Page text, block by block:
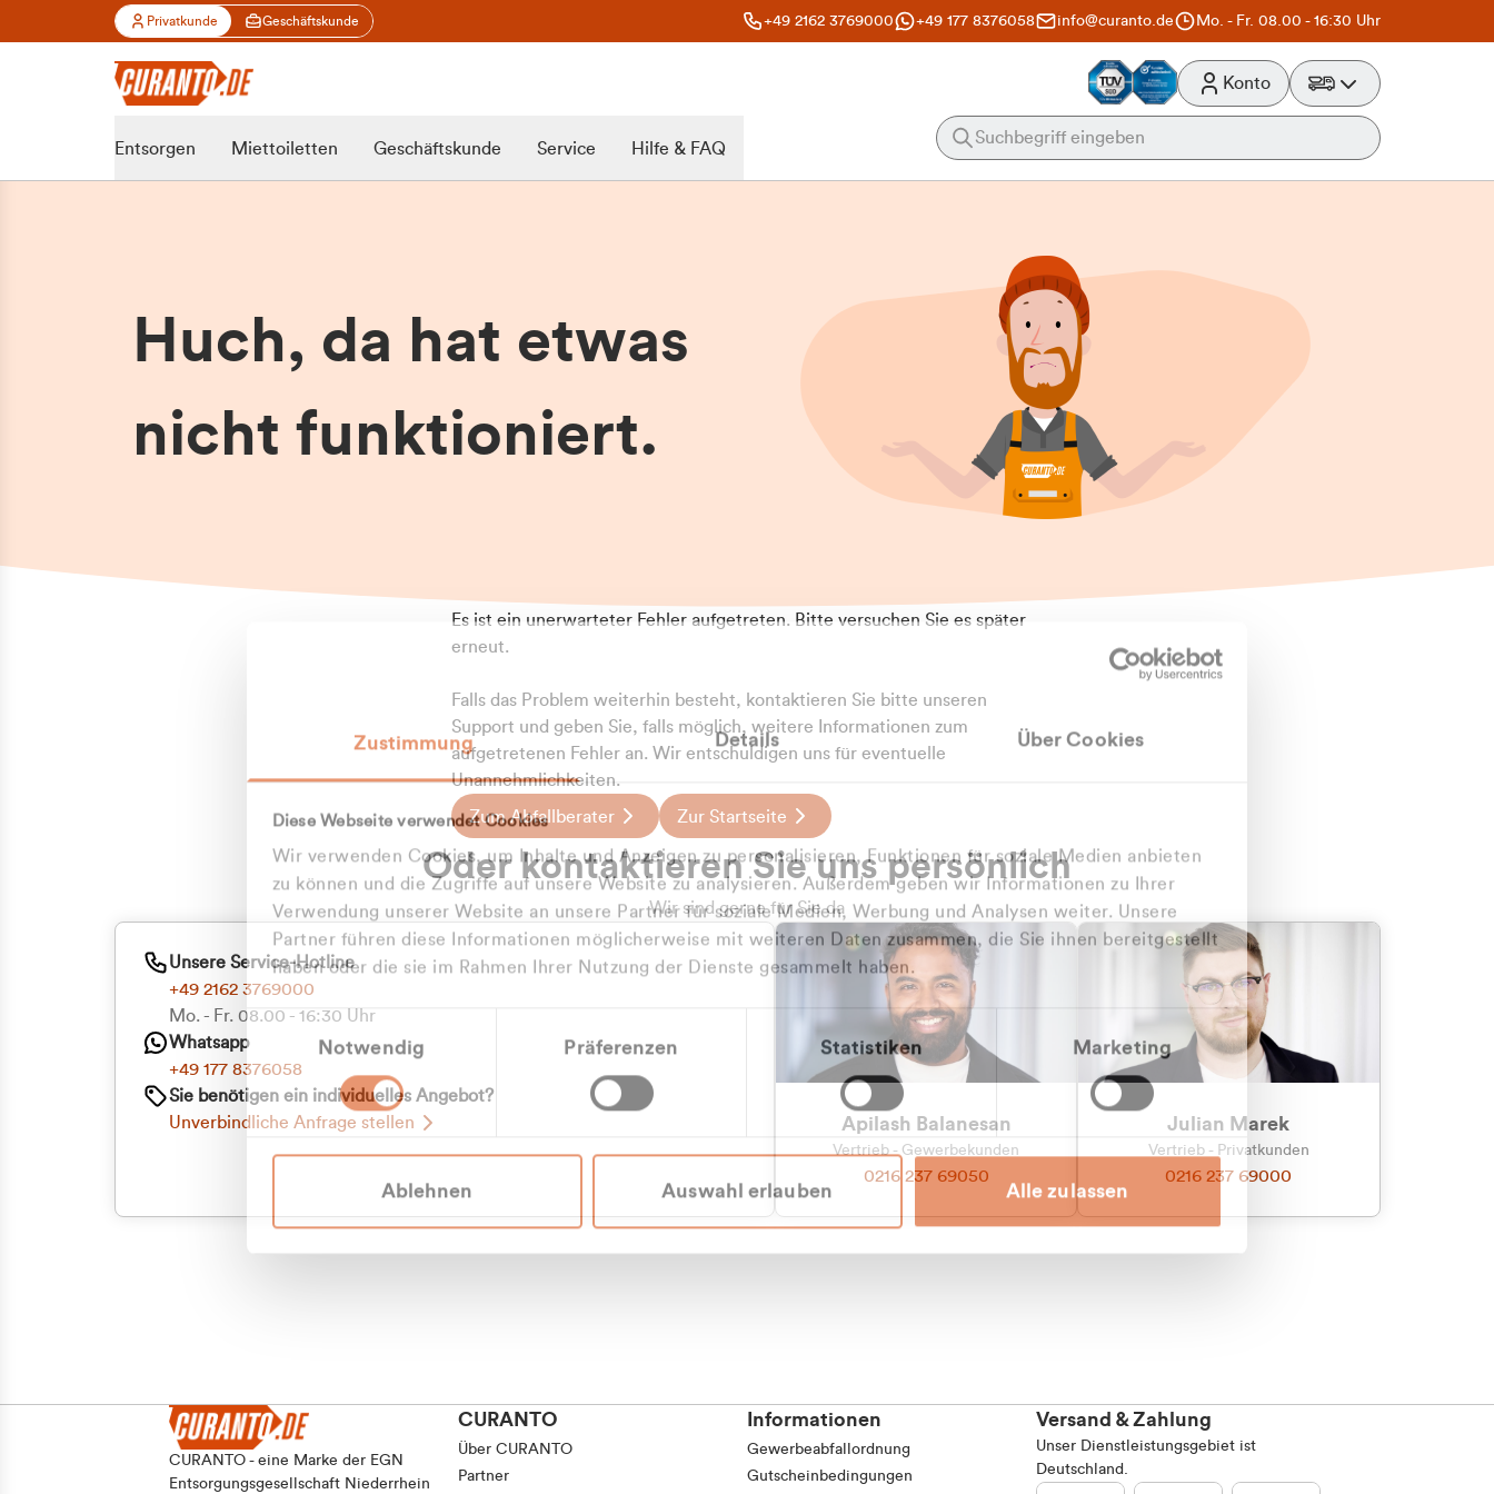
Zustimmung Details Über Cookies
Diese Webseite verwendet Cookies
Wir verwenden Cookies, um Inhalte und Anzeigen zu personalisieren, Funktionen für soziale Medien anbieten
zu können und die Zugriffe auf unsere Website zu analysieren. Außerdem geben wir Informationen zu Ihrer
Verwendung unserer Website an unsere Partner für soziale Medien, Werbung und Analysen weiter. Unsere
Partner führen diese Informationen möglicherweise mit weiteren Daten zusammen, die Sie ihnen bereitgestellt
haben oder die sie im Rahmen Ihrer Nutzung der Dienste gesammelt haben.
Einwilligungsauswahl
Notwendig Präferenzen Statistiken Marketing
Ablehnen Auswahl erlauben Alle zulassen
Privatkunde Geschäftskunde +49 2162 3769000 +49 177 8376058 info@curanto.de Mo. - Fr. 08.00 - 16:30 Uhr
Zu welcher
Kundengruppe
gehören Sie?
Privatkunde (inkl. MwSt.)
Geschäftskunde (exkl. MwSt.)
Konto
Entsorgen Miettoiletten Geschäftskunde Service Hilfe & FAQ
Huch, da hat etwas
nicht funktioniert.
Es ist ein unerwarteter Fehler aufgetreten. Bitte versuchen Sie es später
erneut.
Falls das Problem weiterhin besteht, kontaktieren Sie bitte unseren
Support und geben Sie, falls möglich, weitere Informationen zum
aufgetretenen Fehler an. Wir entschuldigen uns für eventuelle
Unannehmlichkeiten.
Zum Abfallberater Zur Startseite
Oder kontaktieren Sie uns persönlich
Wir sind gerne für Sie da
Unsere Service-Hotline
+49 2162 3769000
Mo. - Fr. 08.00 - 16:30 Uhr
Whatsapp
+49 177 8376058
Sie benötigen ein individuelles Angebot?
Unverbindliche Anfrage stellen
Apilash Balanesan
Vertrieb - Gewerbekunden
0216 237 69050
Julian Marek
Vertrieb - Privatkunden
0216 237 69000
CURANTO - eine Marke der EGN
Entsorgungsgesellschaft Niederrhein
CURANTO
Über CURANTO
Partner
Informationen
Gewerbeabfallordnung
Gutscheinbedingungen
Versand & Zahlung
Unser Dienstleistungsgebiet ist
Deutschland.